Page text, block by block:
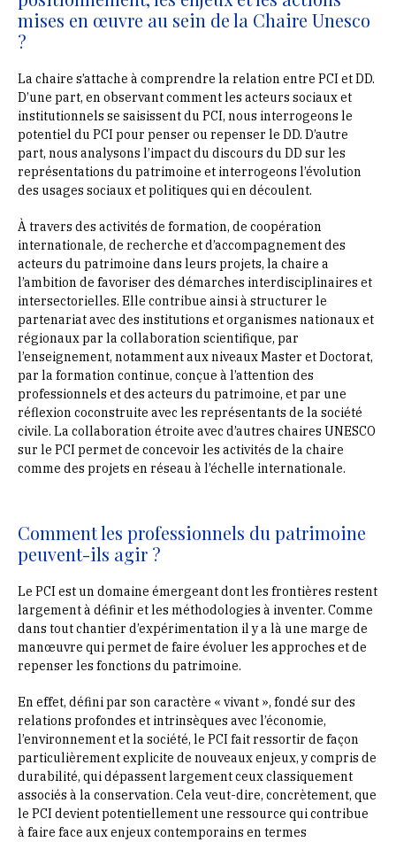
mises en œuvre au sein de la Chaire Unesco
?
La chaire s’attache à comprendre la relation entre PCI et DD.
D’une part, en observant comment les acteurs sociaux et
institutionnels se saisissent du PCI, nous interrogeons le
potentiel du PCI pour penser ou repenser le DD. D’autre
part, nous analysons l’impact du discours du DD sur les
représentations du patrimoine et interrogeons l’évolution
des usages sociaux et politiques qui en découlent.
À travers des activités de formation, de coopération
internationale, de recherche et d’accompagnement des
acteurs du patrimoine dans leurs projets, la chaire a
l’ambition de favoriser des démarches interdisciplinaires et
intersectorielles. Elle contribue ainsi à structurer le
partenariat avec des institutions et organismes nationaux et
régionaux par la collaboration scientifique, par
l’enseignement, notamment aux niveaux Master et Doctorat,
par la formation continue, conçue à l’attention des
professionnels et des acteurs du patrimoine, et par une
réflexion coconstruite avec les représentants de la société
civile. La collaboration étroite avec d’autres chaires UNESCO
sur le PCI permet de concevoir les activités de la chaire
comme des projets en réseau à l’échelle internationale.
Comment les professionnels du patrimoine
peuvent-ils agir ?
Le PCI est un domaine émergeant dont les frontières restent
largement à définir et les méthodologies à inventer. Comme
dans tout chantier d’expérimentation il y a là une marge de
manœuvre qui permet de faire évoluer les approches et de
repenser les fonctions du patrimoine.
En effet, défini par son caractère « vivant », fondé sur des
relations profondes et intrinsèques avec l’économie,
l’environnement et la société, le PCI fait ressortir de façon
particulièrement explicite de nouveaux enjeux, y compris de
durabilité, qui dépassent largement ceux classiquement
associés à la conservation. Cela veut-dire, concrètement, que
le PCI devient potentiellement une ressource qui contribue
à faire face aux enjeux contemporains en termes